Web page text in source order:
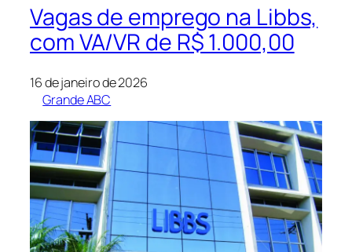
Vagas de emprego na Libbs,
com VA/VR de R$ 1.000,00
16 de janeiro de 2026
Grande ABC